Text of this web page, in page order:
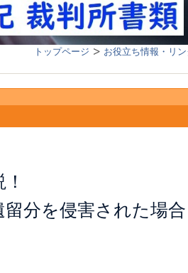
トップページ お役立ち情報・リ
分を侵害された場合